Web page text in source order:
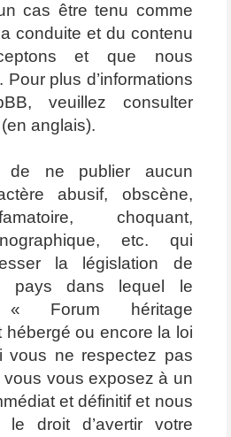
cas être tenu comme
conduite et du contenu
et que nous
Pour plus d’informations
veuillez consulter
(en anglais).
de ne publier aucun
abusif, obscène,
choquant,
etc. qui
la législation de
pays dans lequel le
Forum héritage
ou encore la loi
vous ne respectez pas
vous exposez à un
et définitif et nous
le droit d’avertir votre